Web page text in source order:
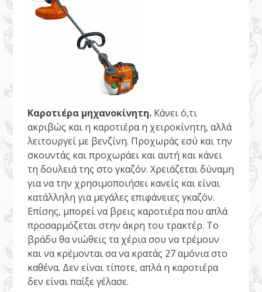
Καροτιέρα μηχανοκίνητη. Κάνει ό,τι
ακριβώς και η καροτιέρα η χειροκίνητη, αλλά
λειτουργεί με βενζίνη. Προχωράς εσύ και την
σκουντάς και προχωράει και αυτή και κάνει
τη δουλειά της στο γκαζόν. Χρειάζεται δύναμη
για να την χρησιμοποιήσει κανείς και είναι
κατάλληλη για μεγάλες επιφάνειες γκαζόν.
Επίσης, μπορεί να βρεις καροτιέρα που απλά
προσαρμόζεται στην άκρη του τρακτέρ. Το
βράδυ θα νιώθεις τα χέρια σου να τρέμουν
και να κρέμονται σα να κρατάς 27 αμόνια στο
καθένα. Δεν είναι τίποτε, απλά η καροτιέρα
δεν είναι παίξε γέλασε.